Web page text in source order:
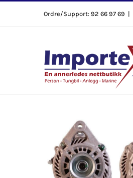
Ordre/Support: 92 66 97 69 |